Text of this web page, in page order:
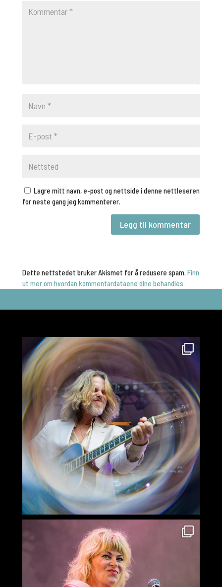
Lagre mitt navn, e-post og nettside i denne nettleseren
for neste gang jeg kommenterer.
Dette nettstedet bruker Akismet for å redusere spam. Finn
ut mer om hvordan kommentardataene dine behandles.